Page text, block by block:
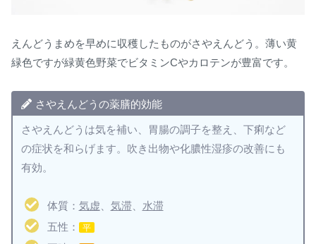
えんどうまめを早めに収穫したものがさやえんどう。薄い黄
緑色ですが緑黄色野菜でビタミンCやカロテンが豊富です。
さやえんどうの薬膳的効能
さやえんどうは気を補い、胃腸の調子を整え、下痢など
の症状を和らげます。吹き出物や化膿性湿疹の改善にも
有効。
体質： 気虚 気滞
水滞
五性：
平